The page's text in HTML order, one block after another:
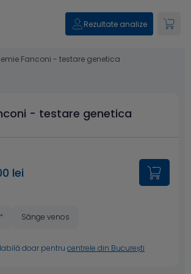
Rezultate analize
Fanconi - testare genetica
- testare genetica
lei
* Sânge venos
doar pentru centrele din București